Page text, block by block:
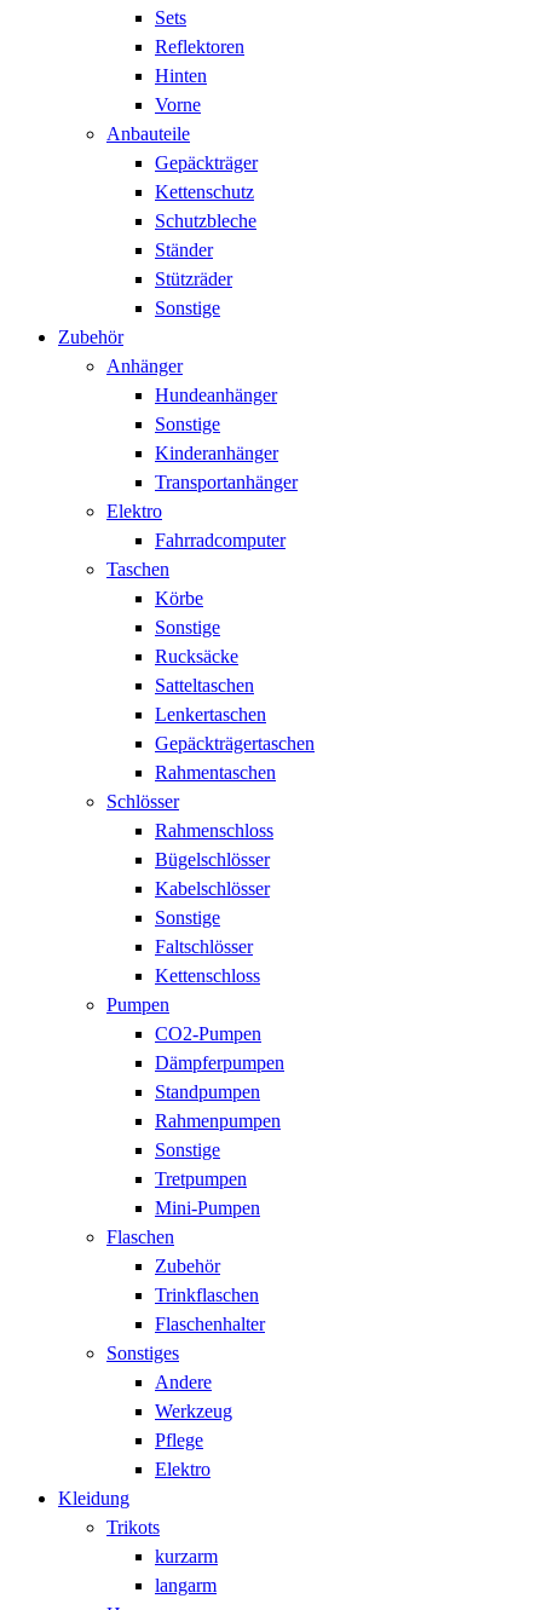
Sets
Reflektoren
Hinten
Vorne
Anbauteile
Gepäckträger
Kettenschutz
Schutzbleche
Ständer
Stützräder
Sonstige
Zubehör
Anhänger
Hundeanhänger
Sonstige
Kinderanhänger
Transportanhänger
Elektro
Fahrradcomputer
Taschen
Körbe
Sonstige
Rucksäcke
Satteltaschen
Lenkertaschen
Gepäckträgertaschen
Rahmentaschen
Schlösser
Rahmenschloss
Bügelschlösser
Kabelschlösser
Sonstige
Faltschlösser
Kettenschloss
Pumpen
CO2-Pumpen
Dämpferpumpen
Standpumpen
Rahmenpumpen
Sonstige
Tretpumpen
Mini-Pumpen
Flaschen
Zubehör
Trinkflaschen
Flaschenhalter
Sonstiges
Andere
Werkzeug
Pflege
Elektro
Kleidung
Trikots
kurzarm
langarm